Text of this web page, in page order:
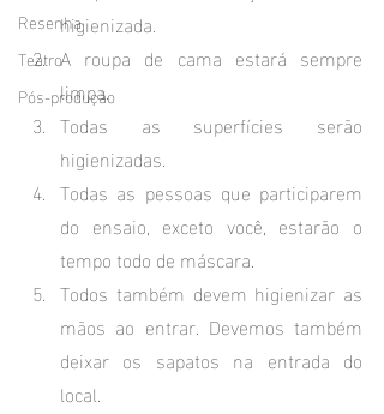
Resenha
Teatro
Pós-produção
higienizada.
A roupa de cama estará sempre
limpa.
Todas as superfícies serão
higienizadas.
Todas as pessoas que participarem
do ensaio, exceto você, estarão o
tempo todo de máscara.
Todos também devem higienizar as
mãos ao entrar. Devemos também
deixar os sapatos na entrada do
local.